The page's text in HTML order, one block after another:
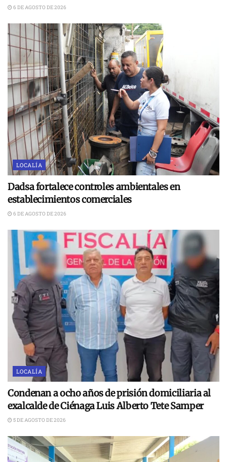
6 DE AGOSTO DE 2026
LOCALÍA
Dadsa fortalece controles ambientales en
establecimientos comerciales
6 DE AGOSTO DE 2026
LOCALÍA
Condenan a ocho años de prisión domiciliaria al
exalcalde de Ciénaga Luis Alberto Tete Samper
5 DE AGOSTO DE 2026